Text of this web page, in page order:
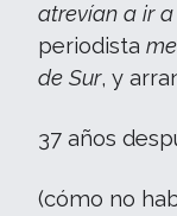
atrevían a ir a
periodista
de Sur, y
37 años
(cómo no